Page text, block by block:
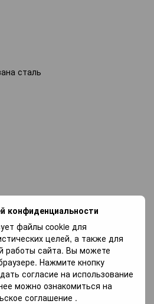
конфиденциальности
файлы cookie для
целей, а также для
работы сайта. Вы можете
Нажмите кнопку
согласие на использование
можно ознакомиться на
соглашение .
сталь
Оплата Гарантия
по Украине —По тарифам